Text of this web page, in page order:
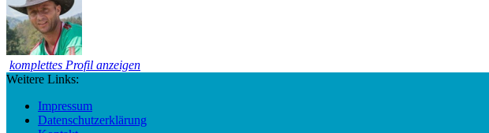
komplettes Profil anzeigen
Weitere Links:
Impressum
Datenschutzerklärung